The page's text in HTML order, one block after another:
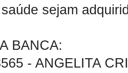
sejam
BANCA:
- ANGELITA